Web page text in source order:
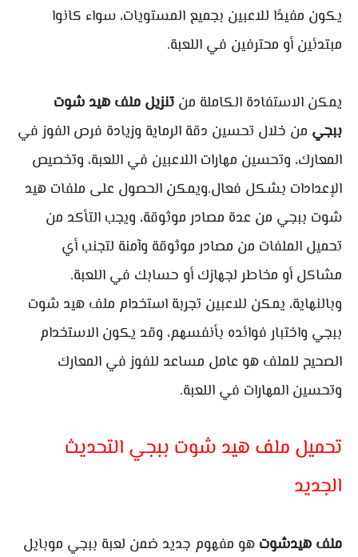
يكون مفيدًا للاعبين بجميع المستويات، سواء كانوا
مبتدئين أو محترفين في اللعبة.
يمكن الاستفادة الكاملة من تنزيل ملف هيد شوت
ببجي من خلال تحسين دقة الرماية وزيادة فرص الفوز في
المعارك، وتحسين مهارات اللاعبين في اللعبة، وتخصيص
الإعدادات بشكل فعال.ويمكن الحصول على ملفات هيد
شوت ببجي من عدة مصادر موثوقة، ويجب التأكد من
تحميل الملفات من مصادر موثوقة وآمنة لتجنب أي
مشاكل أو مخاطر لجهازك أو حسابك في اللعبة.
وبالنهاية، يمكن للاعبين تجربة استخدام ملف هيد شوت
ببجي واختبار فوائده بأنفسهم، وقد يكون الاستخدام
الصحيح للملف هو عامل مساعد للفوز في المعارك
وتحسين المهارات في اللعبة.
تحميل ملف هيد شوت ببجي التحديث
الجديد
ملف هيدشوت هو مفهوم جديد ضمن لعبة ببجي موبايل